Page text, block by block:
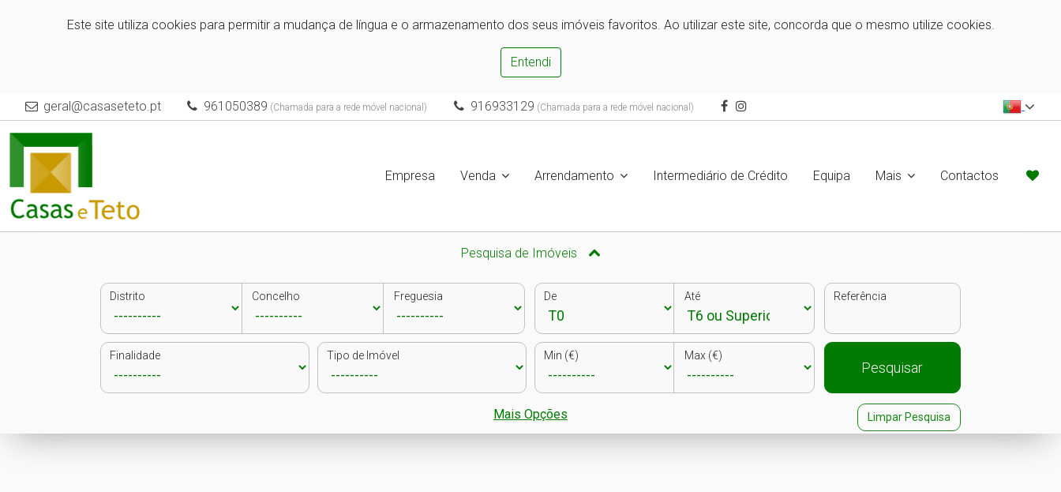
Este site utiliza cookies para permitir a mudança de língua e o armazenamento dos seus imóveis favoritos. Ao utilizar este site, concorda que o mesmo utilize cookies.
Entendi
geral@casaseteto.pt 961050389 (Chamada para a rede móvel nacional) 916933129 (Chamada para a rede móvel nacional)
Empresa Venda Arrendamento Intermediário de Crédito Equipa Mais Contactos
Pesquisa de Imóveis
Distrito Concelho Freguesia De Até Referência
Finalidade Tipo de Imóvel Min (€) Max (€)
Pesquisar
Mais Opções Limpar Pesquisa